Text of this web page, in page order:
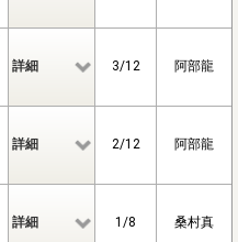
詳細 3/12 阿部龍
詳細 2/12 阿部龍
詳細 1/8 桑村真